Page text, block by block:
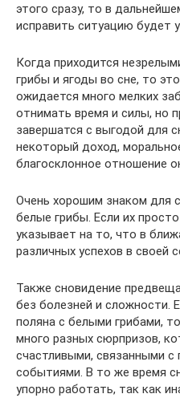
этого сразу, то в
исправить ситуацию будет
Когда приходится
грибы и ягоды во сне, то
ожидается много мелких
отнимать время и силы, но
завершатся с выгодой для
некоторый доход,
благосклонное отношение
Очень хорошим знаком для
белые грибы. Если их
указывает на то, что в
различных успехов в своей
Также сновидение
без болезней и сложности.
поляна с белыми грибами,
много разных сюрпризов,
счастливыми, связанными
событиями. В то же время
упорно работать, так как